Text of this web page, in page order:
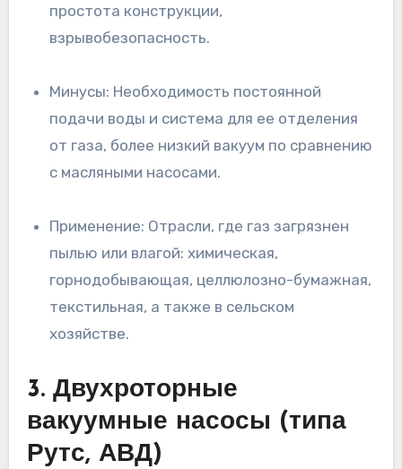
простота конструкции,
взрывобезопасность.
Минусы: Необходимость постоянной
подачи воды и система для ее отделения
от газа, более низкий вакуум по сравнению
с масляными насосами.
Применение: Отрасли, где газ загрязнен
пылью или влагой: химическая,
горнодобывающая, целлюлозно-бумажная,
текстильная, а также в сельском
хозяйстве.
3. Двухроторные
вакуумные насосы (типа
Рутс, АВД)